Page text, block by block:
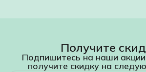
Получите
Подпишитесь на наши
получите скидку на